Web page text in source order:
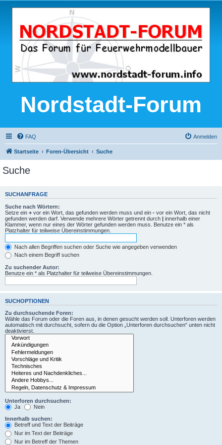
Nordstadt-Forum
FAQ Anmelden
Startseite Foren-Übersicht Suche
Suche
SUCHANFRAGE
Suche nach Wörtern:
Setze ein + vor ein Wort, das gefunden werden muss und ein - vor ein Wort, das nicht
gefunden werden darf. Verwende mehrere Wörter getrennt durch | innerhalb einer
Klammer, wenn nur eines der Wörter gefunden werden muss. Benutze ein * als
Platzhalter für teilweise Übereinstimmungen.
Nach allen Begriffen suchen oder Suche wie angegeben verwenden
Nach einem Begriff suchen
Zu suchender Autor:
Benutze ein * als Platzhalter für teilweise Übereinstimmungen.
SUCHOPTIONEN
Zu durchsuchende Foren:
Wähle das Forum oder die Foren aus, in denen gesucht werden soll. Unterforen werden
automatisch mit durchsucht, sofern du die Option „Unterforen durchsuchen“ unten nicht
deaktivierst.
Unterforen durchsuchen:
Ja
Nein
Innerhalb suchen:
Betreff und Text der Beiträge
Nur im Text der Beiträge
Nur im Betreff der Themen